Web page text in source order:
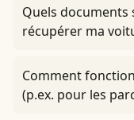
Quels documents
récupérer ma
Comment
(p.ex. pour les